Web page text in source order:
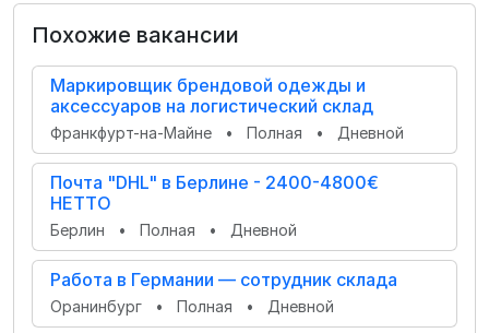
Похожие вакансии
Маркировщик брендовой одежды и
аксессуаров на логистический склад
Франкфурт-на-Майне • Полная • Дневной
Почта "DHL" в Берлине - 2400-4800€
НЕТТО
Берлин • Полная • Дневной
Работа в Германии — сотрудник склада
Оранинбург • Полная • Дневной